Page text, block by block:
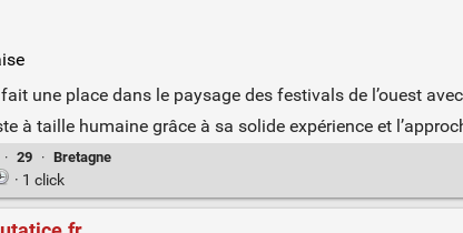
une place dans le paysage des festivals de l’ouest
à taille humaine grâce à sa solide expérience et
· 29 · Bretagne
· 1 click